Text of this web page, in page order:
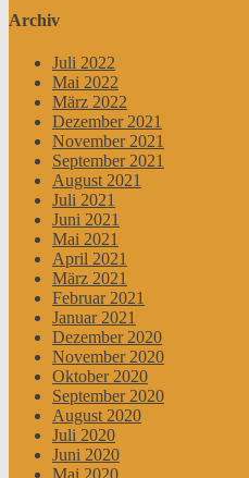
Archiv
Juli 2022
Mai 2022
März 2022
Dezember 2021
November 2021
September 2021
August 2021
Juli 2021
Juni 2021
Mai 2021
April 2021
März 2021
Februar 2021
Januar 2021
Dezember 2020
November 2020
Oktober 2020
September 2020
August 2020
Juli 2020
Juni 2020
Mai 2020